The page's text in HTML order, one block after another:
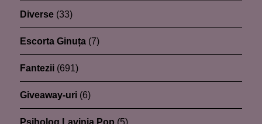
Diverse (33)
Escorta Ginuța (7)
Fantezii (691)
Giveaway-uri (6)
Psiholog Lavinia Pop (5)